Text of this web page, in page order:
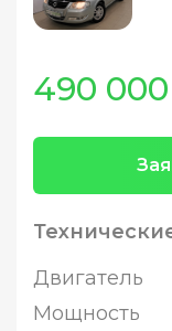
490
Двигатель
Мощность